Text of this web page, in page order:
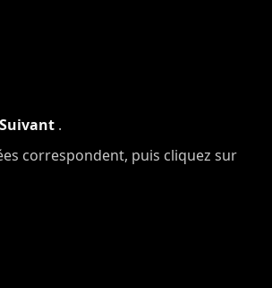
Suivant .
correspondent, puis cliquez sur